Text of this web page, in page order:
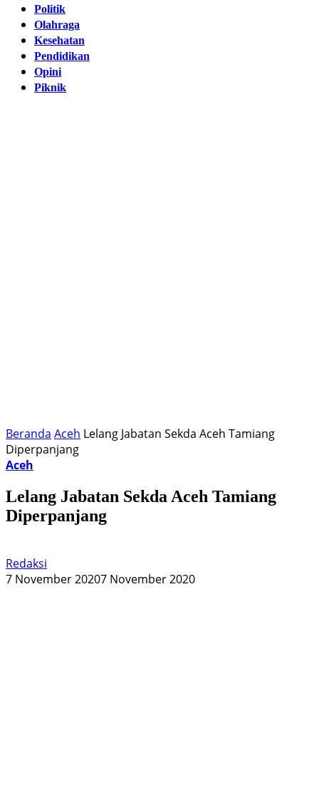
Politik
Olahraga
Kesehatan
Pendidikan
Opini
Piknik
Beranda Aceh Lelang Jabatan Sekda Aceh Tamiang
Diperpanjang
Aceh
Lelang Jabatan Sekda Aceh Tamiang
Diperpanjang
Redaksi
7 November 20207 November 2020